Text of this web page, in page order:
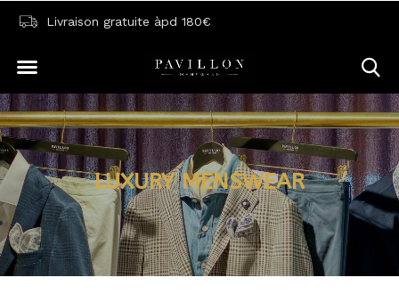
Livraison gratuite àpd 180€
LUXURY MENSWEAR